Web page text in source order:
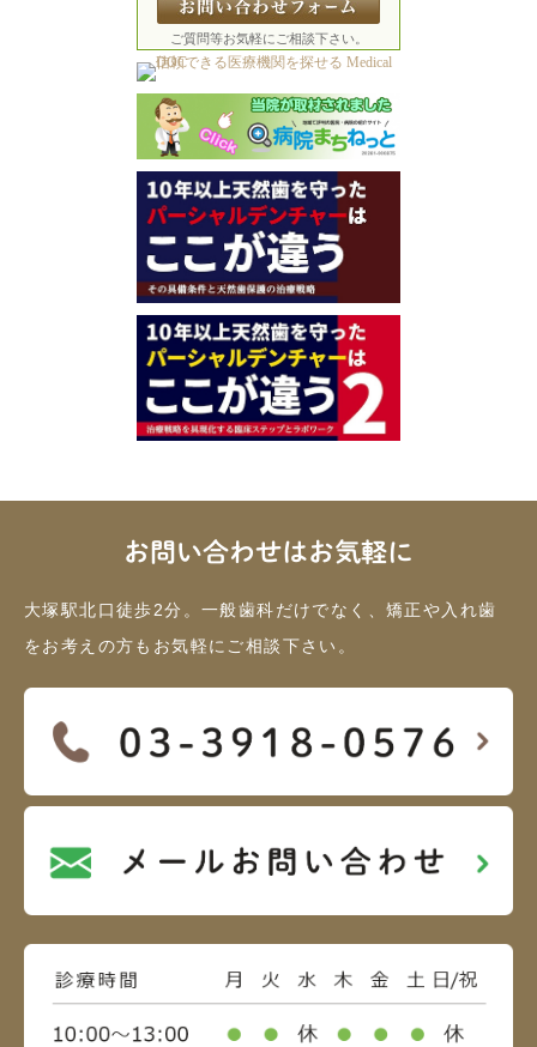
ご質問等お気軽にご相談下さい。
お問い合わせはお気軽に
大塚駅北口徒歩2分。一般歯科だけでなく、矯正や入れ歯
をお考えの方もお気軽にご相談下さい。